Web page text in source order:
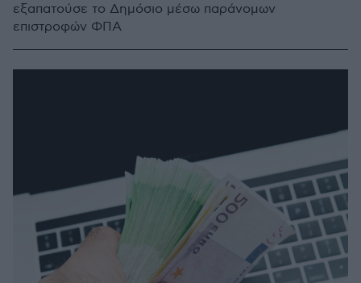
εξαπατούσε το Δημόσιο μέσω παράνομων
επιστροφών ΦΠΑ